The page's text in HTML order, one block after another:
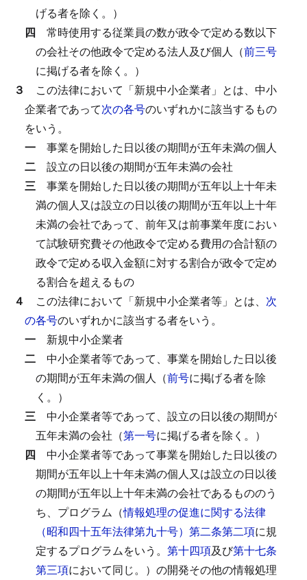
げる者を除く。）
四 常時使用する従業員の数が政令で定める数以下
の会社その他政令で定める法人及び個人（前三号
に掲げる者を除く。）
３ この法律において「新規中小企業者」とは、中小
企業者であって次の各号のいずれかに該当するもの
をいう。
一 事業を開始した日以後の期間が五年未満の個人
二 設立の日以後の期間が五年未満の会社
三 事業を開始した日以後の期間が五年以上十年未
満の個人又は設立の日以後の期間が五年以上十年
未満の会社であって、前年又は前事業年度におい
て試験研究費その他政令で定める費用の合計額の
政令で定める収入金額に対する割合が政令で定め
る割合を超えるもの
４ この法律において「新規中小企業者等」とは、 次
の各号のいずれかに該当する者をいう。
一 新規中小企業者
二 中小企業者等であって、事業を開始した日以後
の期間が五年未満の個人（前号に掲げる者を除
く。）
三 中小企業者等であって、設立の日以後の期間が
五年未満の会社（第一号に掲げる者を除く。）
四 中小企業者等であって事業を開始した日以後の
期間が五年以上十年未満の個人又は設立の日以後
の期間が五年以上十年未満の会社であるもののう
ち、プログラム（情報処理の促進に関する法律
（昭和四十五年法律第九十号）第二条第二項に規
定するプログラムをいう。 第十四項及び第十七条
第三項において同じ。）の開発その他の情報処理